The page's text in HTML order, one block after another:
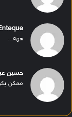
ههه...
حسين
ممكن